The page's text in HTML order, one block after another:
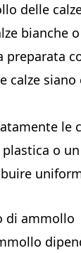
delle
bianche
preparata
calze
le
o
di ammollo